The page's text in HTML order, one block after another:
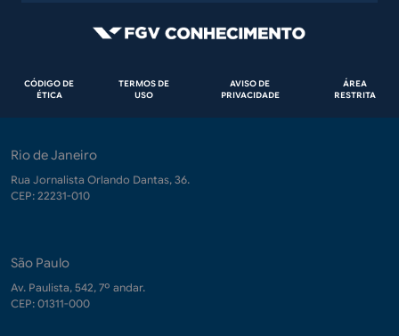
Rodapé
CÓDIGO DE
ÉTICA
TERMOS DE
USO
AVISO DE
PRIVACIDADE
ÁREA
RESTRITA
Rio de Janeiro
Rua Jornalista Orlando Dantas, 36.
CEP: 22231-010
São Paulo
Av. Paulista, 542, 7º andar.
CEP: 01311-000